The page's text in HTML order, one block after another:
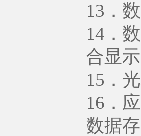
13．
14．
合显
15．
16．
数据